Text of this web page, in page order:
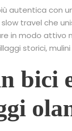
autentica con
slow travel che
in modo attivo
storici,
bici